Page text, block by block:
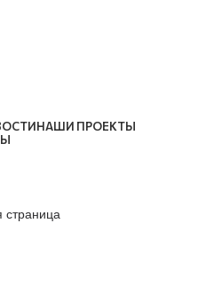
НАШИ ПРОЕКТЫ
страница